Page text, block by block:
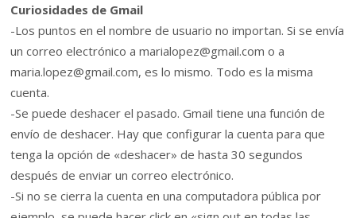
Curiosidades de Gmail
-Los puntos en el nombre de usuario no importan. Si se envía
un correo electrónico a marialopez@gmail.com o a
maria.lopez@gmail.com, es lo mismo. Todo es la misma
cuenta.
-Se puede deshacer el pasado. Gmail tiene una función de
envío de deshacer. Hay que configurar la cuenta para que
tenga la opción de «deshacer» de hasta 30 segundos
después de enviar un correo electrónico.
-Si no se cierra la cuenta en una computadora pública por